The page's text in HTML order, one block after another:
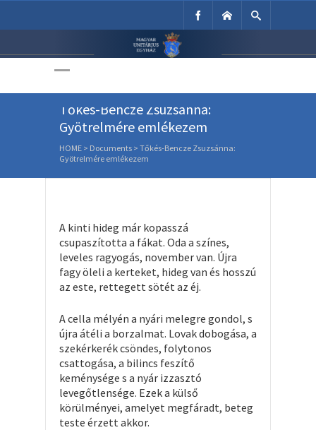
Unitárius Egyház
Tőkés-Bencze Zsuzsánna:
Gyötrelmére emlékezem
HOME > Documents > Tőkés-Bencze Zsuzsánna:
Gyötrelmére emlékezem
A kinti hideg már kopasszá
csupaszította a fákat. Oda a színes,
leveles ragyogás, november van. Újra
fagy öleli a kerteket, hideg van és hosszú
az este, rettegett sötét az éj.
A cella mélyén a nyári melegre gondol, s
újra átéli a borzalmat. Lovak dobogása, a
szekérkerék csöndes, folytonos
csattogása, a bilincs feszítő
keménysége s a nyár izzasztó
levegőtlensége. Ezek a külső
körülményei, amelyet megfáradt, beteg
teste érzett akkor.